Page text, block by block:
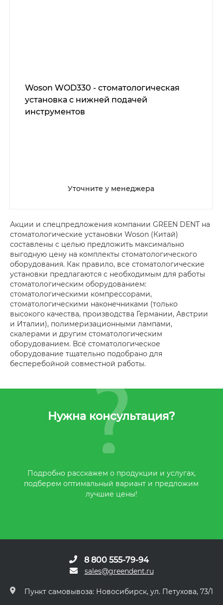
Woson WOD330 - стоматологическая
установка с нижней подачей
инструментов
Уточните у менеджера
Акции и спецпредложения компании GREEN DENT на
стоматологические установки Woson (Китай)
составлены с целью предложить максимально
выгодную цену на комплекты стоматологического
оборудования. Как правило, все стоматологические
установки предлагаются с необходимым для работы
стоматологическим оборудованием:
стоматологическими компрессорами,
стоматологическими наконечниками (только
высокого качества, производства Германии, Австрии
и Италии), полимеризационными лампами,
скалерами и другим стоматологическим
оборудованием. Всё стоматологическое
оборудование тщательно подобрано для
бесперебойной совместной работы.
Нужна консультация?
Подробно расскажем о продукции и услугах,
подберем оптимальный вариант и предложим
лучшие цены!
8 800 555-79-94
sales@greendent.ru
Пункт самовывоза: Новосибирск, ул. Петухова, 73/1